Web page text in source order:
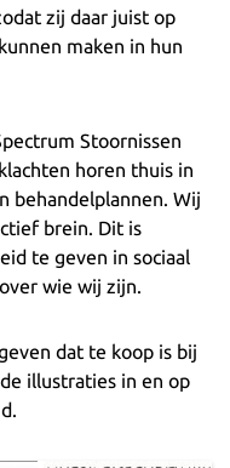
zij daar juist op
maken in hun
Stoornissen
horen thuis in
behandelplannen. Wij
brein. Dit is
te geven in sociaal
wie wij zijn.
dat te koop is bij
illustraties in en op